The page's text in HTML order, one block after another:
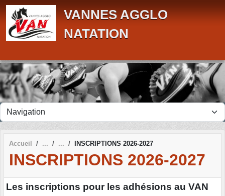
VANNES AGGLO
NATATION
Accueil INSCRIPTIONS 2026-2027
INSCRIPTIONS 2026-2027
Les inscriptions pour les adhésions au VAN
Panneau de gestion des cookies